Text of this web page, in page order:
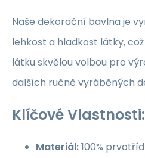
Naše dekorační bavlna je
lehkost a hladkost látky,
látku skvělou volbou pro
dalších ručně vyráběných
Klíčové Vlastnosti:
Materiál:100%